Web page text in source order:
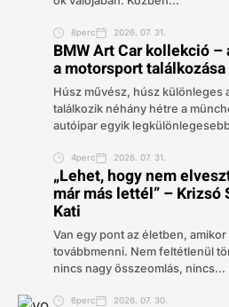
8perc 2026. 07. 31.
BMW Art Car kollekció
a motorsport
Húsz művész, húsz különleges
találkozik néhány hétre a
autóipar egyik
4perc 2026. 07. 31.
„Lehet, hogy nem
már más lettél” –
Kati
Van egy pont az életben,
továbbmenni. Nem feltétlenül
nincs nagy összeomlás, nincs...
6perc 2026. 07. 30.